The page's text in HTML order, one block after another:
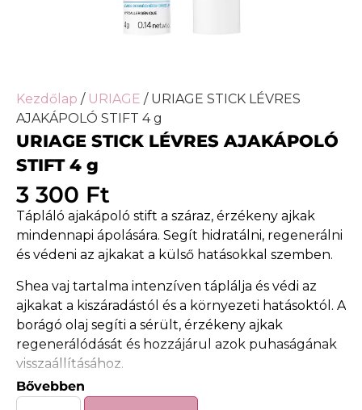
Kezdőlap / URIAGE / URIAGE STICK LÉVRES
AJAKÁPOLÓ STIFT 4 g
URIAGE STICK LÉVRES AJAKÁPOLÓ
STIFT 4 g
3 300 Ft
Tápláló ajakápoló stift a száraz, érzékeny ajkak
mindennapi ápolására. Segít hidratálni, regenerálni
és védeni az ajkakat a külső hatásokkal szemben.
Shea vaj tartalma intenzíven táplálja és védi az
ajkakat a kiszáradástól és a környezeti hatásoktól. A
borágó olaj segíti a sérült, érzékeny ajkak
regenerálódását és hozzájárul azok puhaságának
visszaállításához.
E- és C-vitamin tartalma antioxidáns hatású, segít
Bővebben